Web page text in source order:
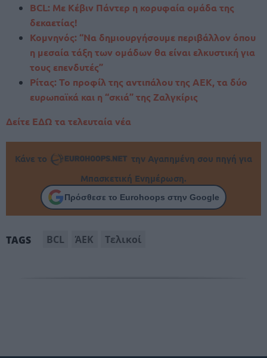
BCL: Με Κέβιν Πάντερ η κορυφαία ομάδα της
δεκαετίας!
Κομνηνός: “Να δημιουργήσουμε περιβάλλον όπου
η μεσαία τάξη των ομάδων θα είναι ελκυστική για
τους επενδυτές”
Ρίτας: Το προφίλ της αντιπάλου της ΑΕΚ, τα δύο
ευρωπαϊκά και η “σκιά” της Ζαλγκίρις
Δείτε ΕΔΩ τα τελευταία νέα
Κάνε το
την Αγαπημένη σου πηγή για
Μπασκετική Ενημέρωση.
Πρόσθεσε το Eurohoops στην Google
TAGS BCL ΆΕΚ Τελικοί